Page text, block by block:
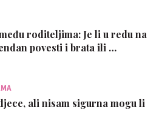
roditeljima: Je li u redu na
povesti i brata ili …
ali nisam sigurna mogu li